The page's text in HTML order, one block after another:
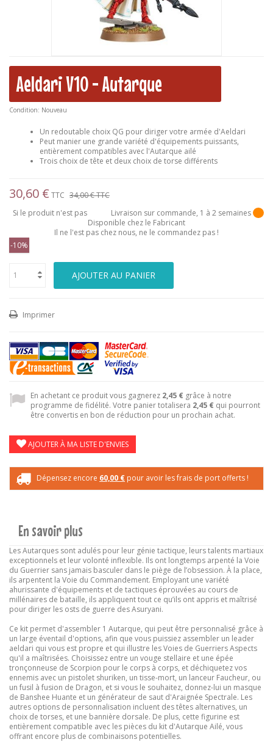
Aeldari V10 - Autarque
Condition: Nouveau
Un redoutable choix QG pour diriger votre armée d'Aeldari
Peut manier une grande variété d'équipements puissants,
entièrement compatibles avec l'Autarque ailé
Trois choix de tête et deux choix de torse différents
30,60 € TTC 34,00 €TTC
Livraison sur commande, 1 à 2 semaines
Si le produit n'est pas
Disponible chez le Fabricant
Il ne l'est pas chez nous, ne le commandez pas !
-10%
AJOUTER AU PANIER
Imprimer
En achetant ce produit vous gagnerez 2,45 € grâce à notre
programme de fidélité. Votre panier totalisera 2,45 € qui pourront
être convertis en bon de réduction pour un prochain achat.
AJOUTER À MA LISTE D'ENVIES
Dépensez encore 60,00 € pour avoir les frais de port offerts !
En savoir plus
Les Autarques sont adulés pour leur génie tactique, leurs talents martiaux
exceptionnels et leur volonté inflexible. Ils ont longtemps arpenté la Voie
du Guerrier sans jamais basculer dans le piège de l’obsession. À la place,
ils arpentent la Voie du Commandement. Employant une variété
ahurissante d'équipements et de tactiques éprouvées au cours de
millénaires de bataille, ils appliquent tout ce qu’ils ont appris et maîtrisé
pour diriger les osts de guerre des Asuryani.
Ce kit permet d'assembler 1 Autarque, qui peut être personnalisé grâce à
un large éventail d'options, afin que vous puissiez assembler un leader
aeldari qui vous est propre et qui illustre les Voies de Guerriers Aspects
qu'il a maîtrisées. Choisissez entre un vouge stellaire et une épée
tronçonneuse de Scorpion pour le corps à corps, et déchiquetez vos
ennemis avec un pistolet shuriken, un tisse-mort, un lanceur Faucheur, ou
un fusil à fusion de Dragon, et si vous le souhaitez, donnez-lui un masque
de Banshee Huante et un générateur de saut d'Araignée Spectrale. Les
autres options de personnalisation incluent des têtes alternatives, un
choix de torses, et une bannière dorsale. De plus, cette figurine est
entièrement compatible avec les pièces du kit d'Autarque Ailé, vous
offrant encore plus de combinaisons potentielles.